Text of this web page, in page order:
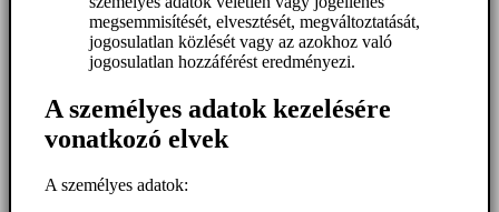
megsemmisítését, elvesztését, megváltoztatását,
jogosulatlan közlését vagy az azokhoz való
jogosulatlan hozzáférést eredményezi.
A személyes adatok kezelésére
vonatkozó elvek
A személyes adatok: